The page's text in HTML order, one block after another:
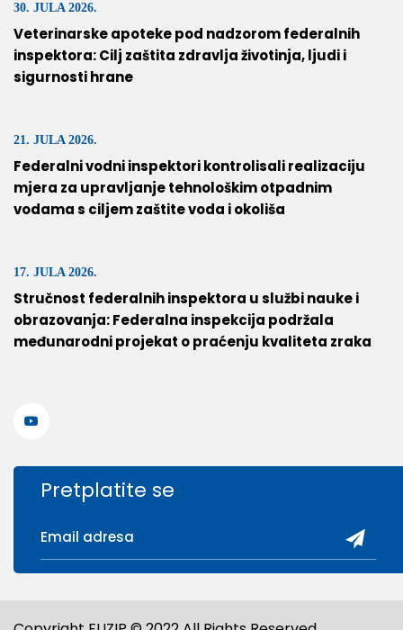
30. JULA 2026.
Veterinarske apoteke pod nadzorom federalnih
inspektora: Cilj zaštita zdravlja životinja, ljudi i
sigurnosti hrane
21. JULA 2026.
Federalni vodni inspektori kontrolisali realizaciju
mjera za upravljanje tehnološkim otpadnim
vodama s ciljem zaštite voda i okoliša
17. JULA 2026.
Stručnost federalnih inspektora u službi nauke i
obrazovanja: Federalna inspekcija podržala
međunarodni projekat o praćenju kvaliteta zraka
Pretplatite se